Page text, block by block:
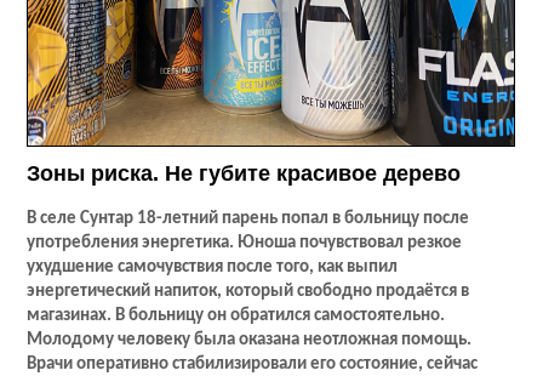
Зоны риска. Не губите красивое дерево
В селе Сунтар 18-летний парень попал в больницу после
употребления энергетика. Юноша почувствовал резкое
ухудшение самочувствия после того, как выпил
энергетический напиток, который свободно продаётся в
магазинах. В больницу он обратился самостоятельно.
Молодому человеку была оказана неотложная помощь.
Врачи оперативно стабилизировали его состояние, сейчас